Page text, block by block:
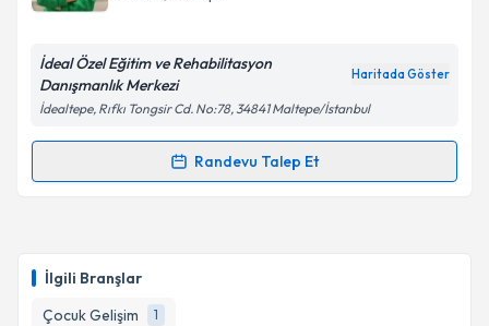
İlgili Branşlar
Çocuk Gelişim
1
posta ile bilgilendireceğiz.
E-posta Adresiniz
Kişisel verilerimin işlenmesine ilişkin
Metni'ni okudum ve kişisel verilerimin belirtilen
İdeal Özel Eğitim ve Rehabilitasyon
Danışmanlık Merkezi
Haritada Göster
İdealtepe, Rıfkı Tongsir Cd. No:78, 34841 Maltepe/İstanbul
Randevu Talep Et
Randevu Takvimi Talebi
randevu almanız için bir takvim hazırlandığında e-
posta ile bilgilendireceğiz.